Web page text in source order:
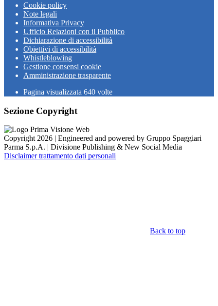
Cookie policy
Note legali
Informativa Privacy
Ufficio Relazioni con il Pubblico
Dichiarazione di accessibilità
Obiettivi di accessibilità
Whistleblowing
Gestione consensi cookie
Amministrazione trasparente
Pagina visualizzata 640 volte
Sezione Copyright
Copyright 2026 | Engineered and powered by Gruppo Spaggiari
Parma S.p.A. | Divisione Publishing & New Social Media
Disclaimer trattamento dati personali
Back to top